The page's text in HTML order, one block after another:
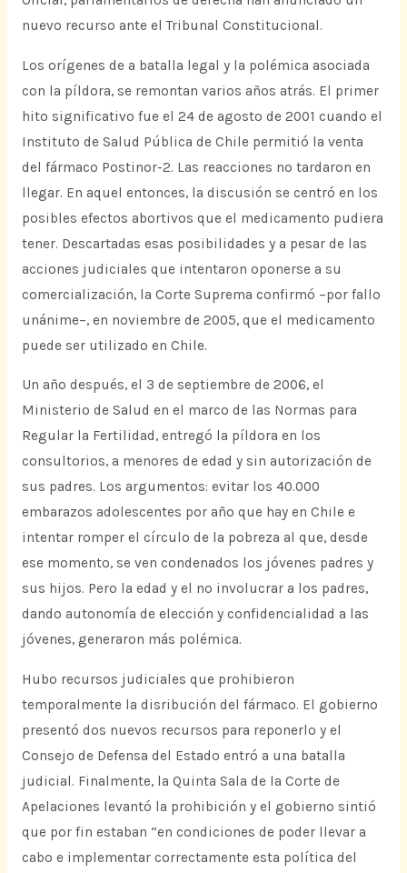
nuevo recurso ante el Tribunal Constitucional.
Los orígenes de a batalla legal y la polémica asociada
con la píldora, se remontan varios años atrás. El primer
hito significativo fue el 24 de agosto de 2001 cuando el
Instituto de Salud Pública de Chile permitió la venta
del fármaco Postinor-2. Las reacciones no tardaron en
llegar. En aquel entonces, la discusión se centró en los
posibles efectos abortivos que el medicamento pudiera
tener. Descartadas esas posibilidades y a pesar de las
acciones judiciales que intentaron oponerse a su
comercialización, la Corte Suprema confirmó –por fallo
unánime–, en noviembre de 2005, que el medicamento
puede ser utilizado en Chile.
Un año después, el 3 de septiembre de 2006, el
Ministerio de Salud en el marco de las Normas para
Regular la Fertilidad, entregó la píldora en los
consultorios, a menores de edad y sin autorización de
sus padres. Los argumentos: evitar los 40.000
embarazos adolescentes por año que hay en Chile e
intentar romper el círculo de la pobreza al que, desde
ese momento, se ven condenados los jóvenes padres y
sus hijos. Pero la edad y el no involucrar a los padres,
dando autonomía de elección y confidencialidad a las
jóvenes, generaron más polémica.
Hubo recursos judiciales que prohibieron
temporalmente la disribución del fármaco. El gobierno
presentó dos nuevos recursos para reponerlo y el
Consejo de Defensa del Estado entró a una batalla
judicial. Finalmente, la Quinta Sala de la Corte de
Apelaciones levantó la prohibición y el gobierno sintió
que por fin estaban “en condiciones de poder llevar a
cabo e implementar correctamente esta política del